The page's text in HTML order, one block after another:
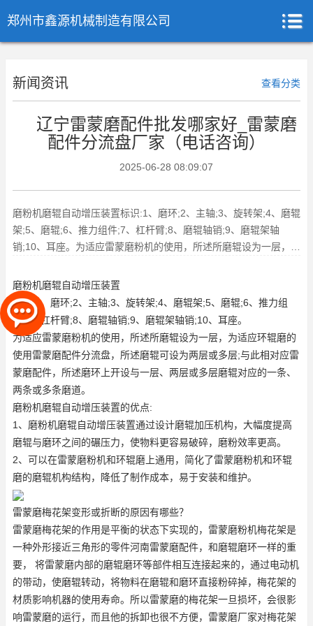
郑州市鑫源机械制造有限公司
新闻资讯 查看分类
辽宁雷蒙磨配件批发哪家好_雷蒙磨
配件分流盘厂家（电话咨询）
2025-06-28 08:09:07
磨粉机磨辊自动增压装置标识:1、磨环;2、主轴;3、旋转架;4、磨辊
架;5、磨辊;6、推力组件;7、杠杆臂;8、磨辊轴销;9、磨辊架轴
销;10、耳座。为适应雷蒙磨粉机的使用，所述所磨辊设为一层，为
磨粉机磨辊自动增压装置
标识:1、磨环;2、主轴;3、旋转架;4、磨辊架;5、磨辊;6、推力组
件;7、杠杆臂;8、磨辊轴销;9、磨辊架轴销;10、耳座。
为适应雷蒙磨粉机的使用，所述所磨辊设为一层，为适应环辊磨的
使用雷蒙磨配件分流盘，所述磨辊可设为两层或多层;与此相对应雷
蒙磨配件，所述磨环上开设与一层、两层或多层磨辊对应的一条、
两条或多条磨道。
磨粉机磨辊自动增压装置的优点:
1、磨粉机磨辊自动增压装置通过设计磨辊加压机构，大幅度提高
磨辊与磨环之间的碾压力，使物料更容易破碎，磨粉效率更高。
2、可以在雷蒙磨粉机和环辊磨上通用，简化了雷蒙磨粉机和环辊
磨的磨辊机构结构，降低了制作成本，易于安装和维护。
雷蒙磨梅花架变形或折断的原因有哪些？
雷蒙磨梅花架的作用是平衡的状态下实现的，雷蒙磨粉机梅花架是
一种外形接近三角形的零件河南雷蒙磨配件，和磨辊磨环一样的重
要， 将雷蒙磨内部的磨辊磨环等部件相互连接起来的，通过电动机
的带动，使磨辊转动，将物料在磨辊和磨环直接粉碎掉，梅花架的
材质影响机器的使用寿命。所以雷蒙磨的梅花架一旦损坏，会很影
响雷蒙磨的运行，而且他的拆卸也很不方便，雷蒙磨厂家对梅花架